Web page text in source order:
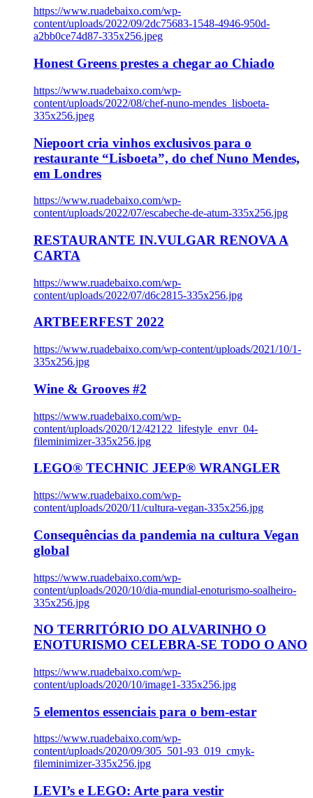
https://www.ruadebaixo.com/wp-
content/uploads/2022/09/2dc75683-1548-4946-950d-
a2bb0ce74d87-335x256.jpeg
Honest Greens prestes a chegar ao Chiado
https://www.ruadebaixo.com/wp-
content/uploads/2022/08/chef-nuno-mendes_lisboeta-
335x256.jpeg
Niepoort cria vinhos exclusivos para o
restaurante “Lisboeta”, do chef Nuno Mendes,
em Londres
https://www.ruadebaixo.com/wp-
content/uploads/2022/07/escabeche-de-atum-335x256.jpg
RESTAURANTE IN.VULGAR RENOVA A
CARTA
https://www.ruadebaixo.com/wp-
content/uploads/2022/07/d6c2815-335x256.jpg
ARTBEERFEST 2022
https://www.ruadebaixo.com/wp-content/uploads/2021/10/1-
335x256.jpg
Wine & Grooves #2
https://www.ruadebaixo.com/wp-
content/uploads/2020/12/42122_lifestyle_envr_04-
fileminimizer-335x256.jpg
LEGO® TECHNIC JEEP® WRANGLER
https://www.ruadebaixo.com/wp-
content/uploads/2020/11/cultura-vegan-335x256.jpg
Consequências da pandemia na cultura Vegan
global
https://www.ruadebaixo.com/wp-
content/uploads/2020/10/dia-mundial-enoturismo-soalheiro-
335x256.jpg
NO TERRITÓRIO DO ALVARINHO O
ENOTURISMO CELEBRA-SE TODO O ANO
https://www.ruadebaixo.com/wp-
content/uploads/2020/10/image1-335x256.jpg
5 elementos essenciais para o bem-estar
https://www.ruadebaixo.com/wp-
content/uploads/2020/09/305_501-93_019_cmyk-
fileminimizer-335x256.jpg
LEVI’s e LEGO: Arte para vestir